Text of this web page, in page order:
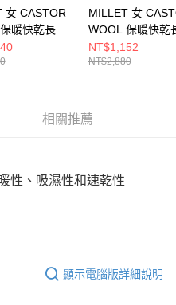
女 CASTOR
暖快乾長上
MILLET 女
WOOL 保暖快乾
衣
NT$1,152
NT$2,880
相關推薦
性、吸濕性和速乾性
顯示電腦版詳細說明